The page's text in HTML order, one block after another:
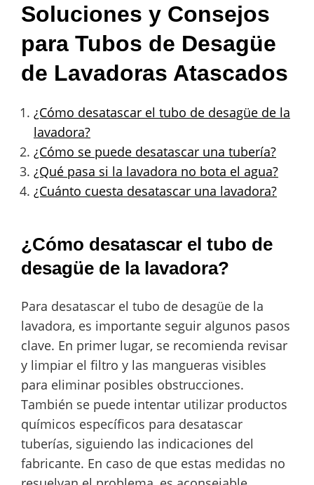
Soluciones y Consejos
para Tubos de Desagüe
de Lavadoras Atascados
¿Cómo desatascar el tubo de desagüe de la
lavadora?
¿Cómo se puede desatascar una tubería?
¿Qué pasa si la lavadora no bota el agua?
¿Cuánto cuesta desatascar una lavadora?
¿Cómo desatascar el tubo de
desagüe de la lavadora?
Para desatascar el tubo de desagüe de la
lavadora, es importante seguir algunos pasos
clave. En primer lugar, se recomienda revisar
y limpiar el filtro y las mangueras visibles
para eliminar posibles obstrucciones.
También se puede intentar utilizar productos
químicos específicos para desatascar
tuberías, siguiendo las indicaciones del
fabricante. En caso de que estas medidas no